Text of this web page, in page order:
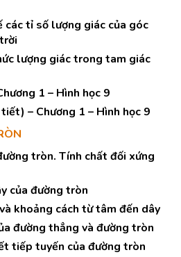
các tỉ số lượng giác của góc
lượng giác trong tam giác
1 – Hình học 9
– Chương 1 – Hình học 9
tròn. Tính chất đối xứng
của đường tròn
khoảng cách từ tâm đến dây
đường thẳng và đường tròn
tiếp tuyến của đường tròn